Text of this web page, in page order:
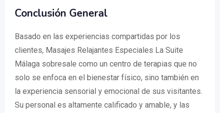
Conclusión General
Basado en las experiencias compartidas por los
clientes, Masajes Relajantes Especiales La Suite
Málaga sobresale como un centro de terapias que no
solo se enfoca en el bienestar físico, sino también en
la experiencia sensorial y emocional de sus visitantes.
Su personal es altamente calificado y amable, y las